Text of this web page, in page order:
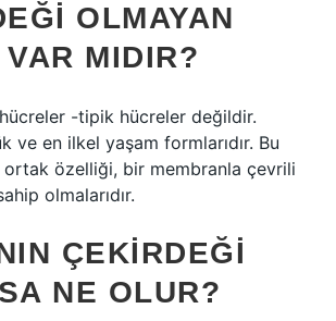
OLMAYAN
MIDIR?
-tipik hücreler değildir.
ve en ilkel yaşam formlarıdır. Bu
ortak özelliği, bir membranla çevrili
olmalarıdır.
ÇEKIRDEĞI
NE OLUR?